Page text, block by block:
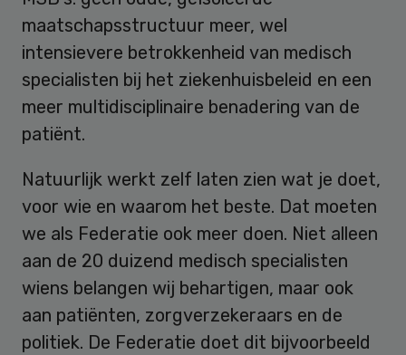
maatschapsstructuur meer, wel
intensievere betrokkenheid van medisch
specialisten bij het ziekenhuisbeleid en een
meer multidisciplinaire benadering van de
patiënt.
Natuurlijk werkt zelf laten zien wat je doet,
voor wie en waarom het beste. Dat moeten
we als Federatie ook meer doen. Niet alleen
aan de 20 duizend medisch specialisten
wiens belangen wij behartigen, maar ook
aan patiënten, zorgverzekeraars en de
politiek. De Federatie doet dit bijvoorbeeld